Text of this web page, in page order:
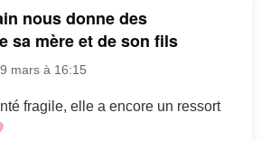
nous donne des
sa mère et de son fils
mars à 16:15
fragile, elle a encore un ressort